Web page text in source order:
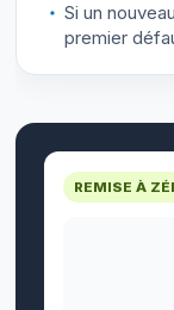
Si un
premier
REMISE À